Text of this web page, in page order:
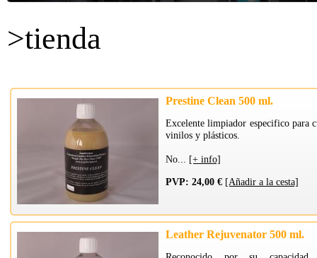
>tienda
Prestine Clean 500 ml.
Excelente limpiador especifico para
vinilos y plásticos.
No... [+ info]
PVP: 24,00 € [Añadir a la cesta]
Leather Rejuvenator 500 ml.